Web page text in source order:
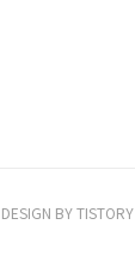
DESIGN BYTISTORY